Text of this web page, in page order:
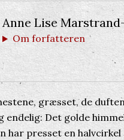
Anne Lise
Om forfatteren
græsset, de
endelig: Det golde
har presset en